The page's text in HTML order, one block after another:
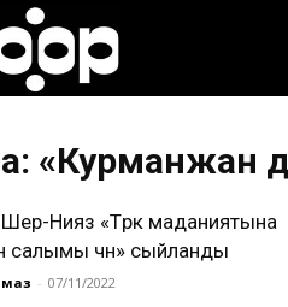
|
«Курманжан
Нияз «Түрк маданиятына
салымы үчүн» сыйланды
- 07/11/2022